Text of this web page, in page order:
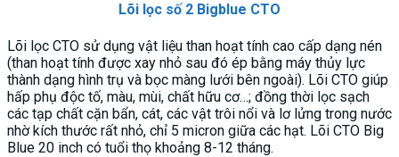
Lõi lọc số 2 Bigblue CTO
Lõi lọc CTO sử dụng vật liệu than hoạt tính cao cấp dạng nén
(than hoạt tính được xay nhỏ sau đó ép bằng máy thủy lực
thành dạng hình trụ và bọc màng lưới bên ngoài). Lõi CTO giúp
hấp phụ độc tố, màu, mùi, chất hữu cơ…; đồng thời lọc sạch
các tạp chất cặn bẩn, cát, các vật trôi nổi và lơ lửng trong nước
nhờ kích thước rất nhỏ, chỉ 5 micron giữa các hạt. Lõi CTO Big
Blue 20 inch có tuổi thọ khoảng 8-12 tháng.